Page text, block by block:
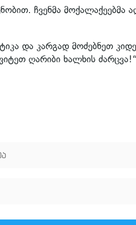
ჩვენმა მოქალაქეებმა
და კარგად მოძებნეთ
ღარიბი ხალხის